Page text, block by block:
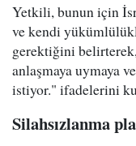
Yetkili, bunun için
ve kendi
gerektiğini
anlaşmaya uymaya
istiyor." ifadelerini
Silahsızlanma